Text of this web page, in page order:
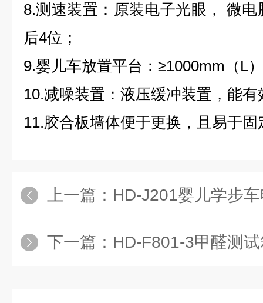
8.测速装置：原装电子光眼， 微
后4位；
9.婴儿车放置平台：≥1000mm（L
10.减噪装置：液压缓冲装置，能
11.胶合板墙体便于更换，且易于固
上一篇： HD-J201婴儿学步车电
下一篇： HD-F801-3甲醛测